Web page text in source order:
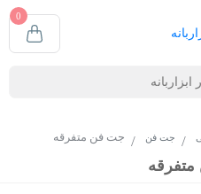
0
جت فن جت فن متفرقه